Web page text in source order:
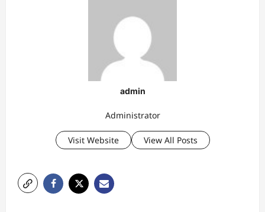
admin
Administrator
Visit Website View All Posts